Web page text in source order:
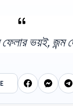
ফেলার ভয়ই, জন্ম